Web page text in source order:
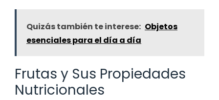
Quizás también te interese: Objetos
esenciales para el día a día
Frutas y Sus Propiedades
Nutricionales